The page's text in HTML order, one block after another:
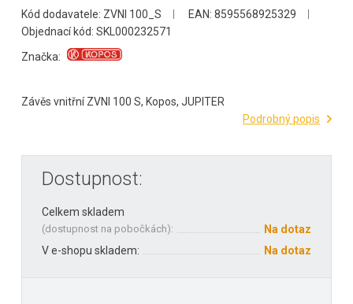
Kód dodavatele: ZVNI 100_S
EAN: 8595568925329
Objednací kód: SKL000232571
Značka:
Závěs vnitřní ZVNI 100 S, Kopos, JUPITER
Podrobný popis
Dostupnost:
Celkem skladem
(dostupnost na pobočkách):
Na dotaz
V e-shopu skladem:
Na dotaz